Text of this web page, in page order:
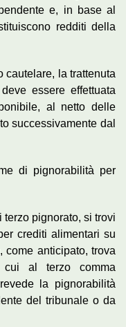
e, in base al
redditi della
cautelare, la trattenuta
essere effettuata
al netto delle
successivamente dal
di pignorabilità per
terzo pignorato, si trovi
crediti alimentari su
come anticipato, trova
cui al terzo comma
la pignorabilità
del tribunale o da